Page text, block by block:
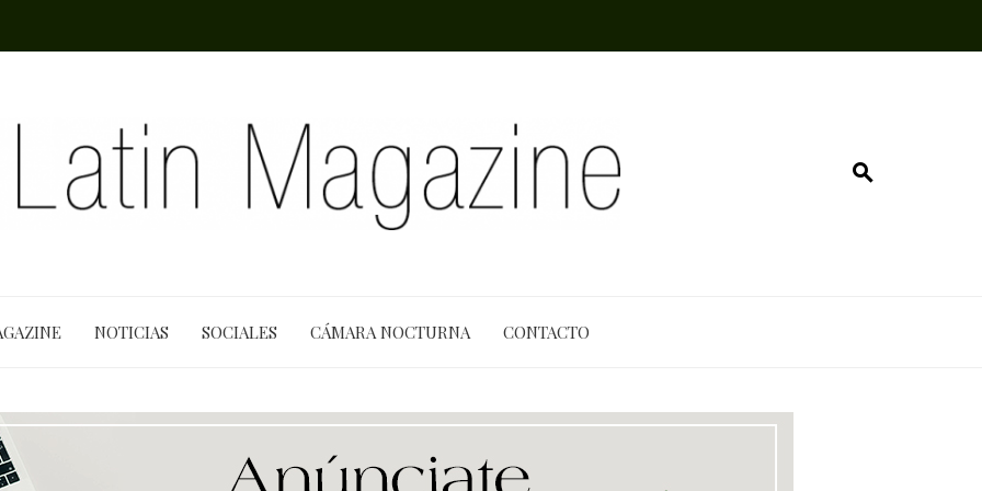
NOTICIAS SOCIALES CÁMARA NOCTURNA CONTACTO